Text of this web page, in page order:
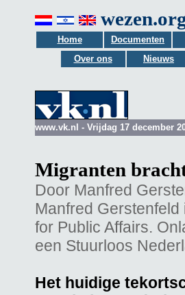
Home Documenten
Over ons
Nieuws
www.vk.nl - Vrijdag 17 december
Migranten
Door Manfred
Manfred
for Public Affairs.
een Stuurloos
Het huidige